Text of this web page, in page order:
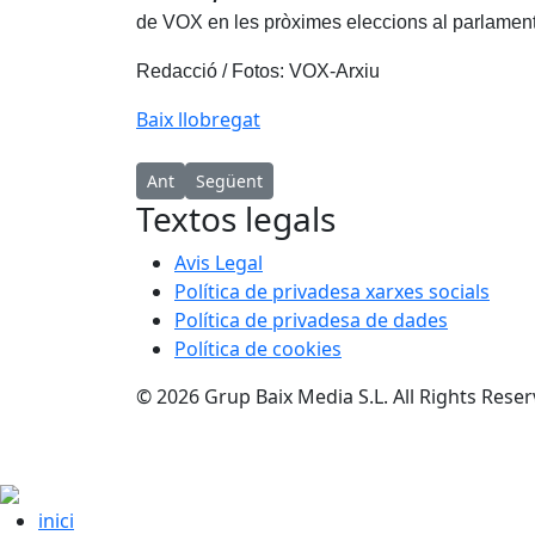
de VOX en les pròximes eleccions al
Redacció / Fotos: VOX-Arxiu
Baix llobregat
Article anterior: Resultats de les Eleccions
Ant Article següent: Acusen Marcos Sánchez
Següent
Textos legals
Avis Legal
Política de privadesa xarxes socials
Política de privadesa de dades
Política de cookies
© 2026 Grup Baix Media S.L. All Rights
inici